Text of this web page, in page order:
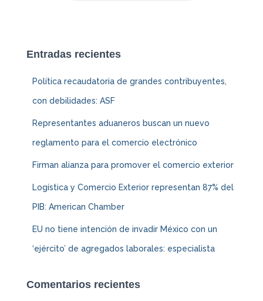
Entradas recientes
Política recaudatoria de grandes contribuyentes,
con debilidades: ASF
Representantes aduaneros buscan un nuevo
reglamento para el comercio electrónico
Firman alianza para promover el comercio exterior
Logística y Comercio Exterior representan 87% del
PIB: American Chamber
EU no tiene intención de invadir México con un
‘ejército’ de agregados laborales: especialista
Comentarios recientes